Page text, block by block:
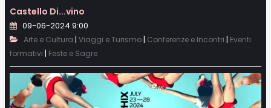
Castello Di...vino
09-06-2024 9:00
Arte e Cultura | Viaggi e Turismo| Conferenze e Incontri | Eventi
formativi | Feste e Sagre